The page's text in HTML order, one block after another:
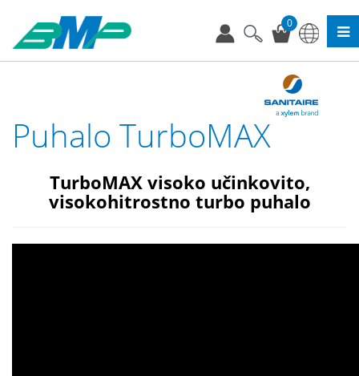
0
Puhalo TurboMAX
TurboMAX visoko učinkovito,
visokohitrostno turbo puhalo